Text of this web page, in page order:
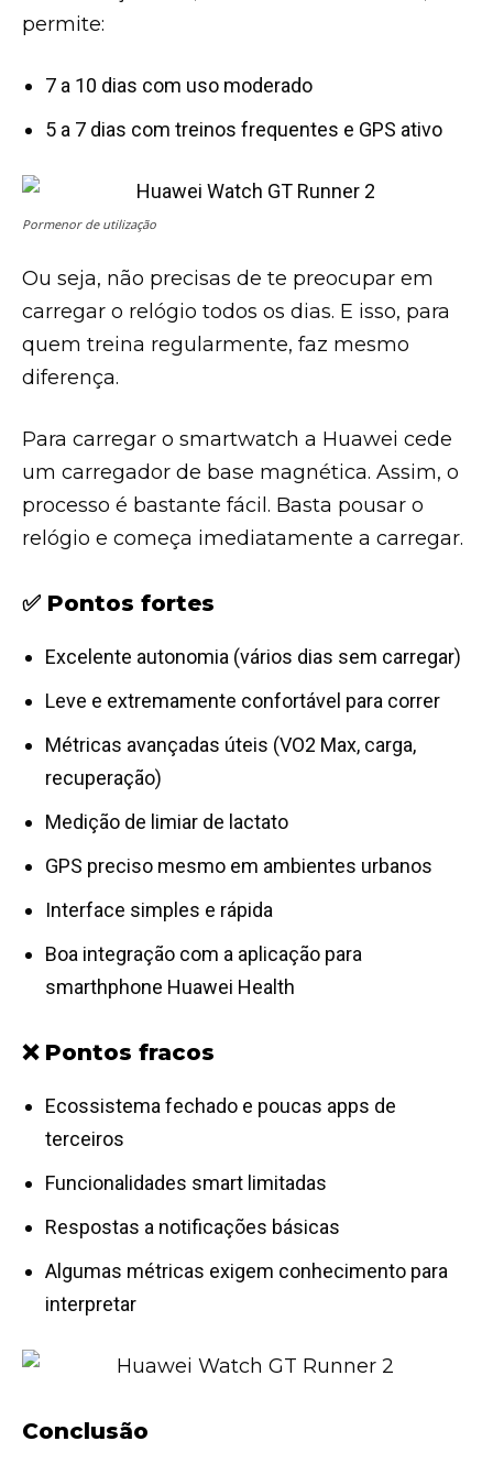
permite:
7 a 10 dias com uso moderado
5 a 7 dias com treinos frequentes e GPS ativo
Pormenor de utilização
Ou seja, não precisas de te preocupar em
carregar o relógio todos os dias. E isso, para
quem treina regularmente, faz mesmo
diferença.
Para carregar o smartwatch a Huawei cede
um carregador de base magnética. Assim, o
processo é bastante fácil. Basta pousar o
relógio e começa imediatamente a carregar.
✅ Pontos fortes
Excelente autonomia (vários dias sem carregar)
Leve e extremamente confortável para correr
Métricas avançadas úteis (VO2 Max, carga,
recuperação)
Medição de limiar de lactato
GPS preciso mesmo em ambientes urbanos
Interface simples e rápida
Boa integração com a aplicação para
smarthphone Huawei Health
❌ Pontos fracos
Ecossistema fechado e poucas apps de
terceiros
Funcionalidades smart limitadas
Respostas a notificações básicas
Algumas métricas exigem conhecimento para
interpretar
Conclusão